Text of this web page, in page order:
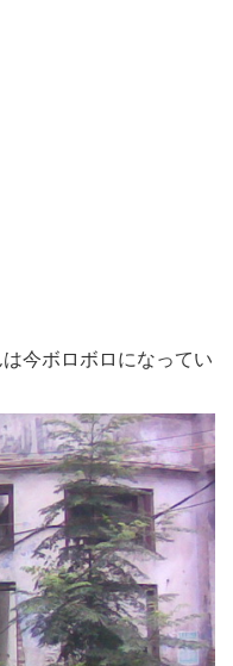
今ボロボロになってい